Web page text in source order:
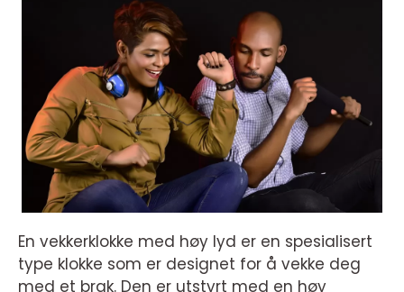
En vekkerklokke med høy lyd er en spesialisert
type klokke som er designet for å vekke deg
med et brak. Den er utstyrt med en høy